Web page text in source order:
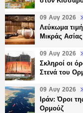
09 Αυγ 2026
Λεύκωμα
Μικράς Ασίας
09 Αυγ 2026
Σκληροί οι
Στενά του
09 Αυγ 2026
Ιράν: Όροι
Ορμούζ